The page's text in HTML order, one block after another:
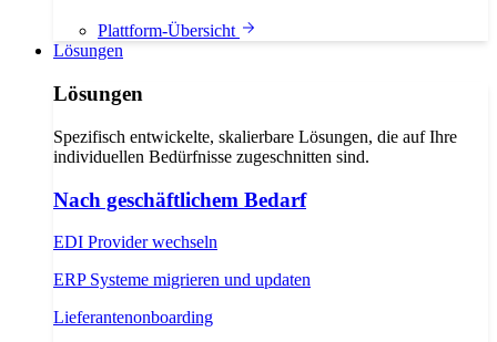
Plattform-Übersicht
Lösungen
Lösungen
Spezifisch entwickelte, skalierbare Lösungen, die auf Ihre
individuellen Bedürfnisse zugeschnitten sind.
Nach geschäftlichem Bedarf
EDI Provider wechseln
ERP Systeme migrieren und updaten
Lieferantenonboarding